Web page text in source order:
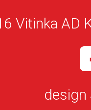
Vitinka AD
design